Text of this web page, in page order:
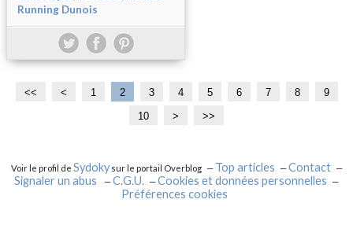
Running Dunois
<< < 1 2 3 4 5 6 7 8
9
10
> >>
Voir le profil de Sydokysur le portail Overblog Top articles
Contact
Signaler un abus
C.G.U.
Cookies et données personnelles
Préférences cookies